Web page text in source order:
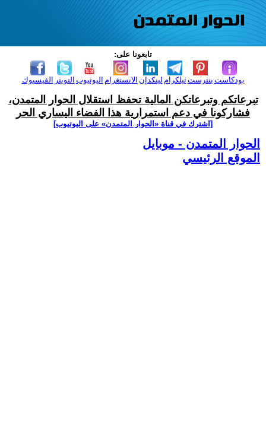
تابعونا على:
الفيسبوك التويتر اليوتيوب الانستغرام لينكدإن تيلكرامبنترست بودكاست
تبرعاتكم وتبرعاتكن المالية تحفظ استقلال الحوار المتمدن،
فشاركونا في دعم استمرارية هذا الفضاء اليساري الحر
[اشترك في قناة ‫«الحوار المتمدن» على اليوتيوب]
الحوار المتمدن - موبايل
الموقع الرئيسي